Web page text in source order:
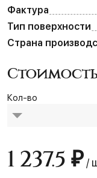
Фактура
Тип поверхности
Страна
1 237.5 ₽ /
Кол-во